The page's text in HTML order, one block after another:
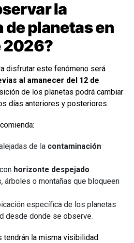
la
de planetas en
2026?
disfrutar este fenómeno será
al amanecer del 12 de
de los planetas podrá cambiar
días anteriores y posteriores.
de la contaminación
horizonte despejado.
árboles o montañas que bloqueen
específica de los planetas
desde donde se observe.
tendrán la misma visibilidad.